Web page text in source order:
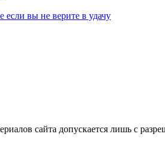
если вы не верите в удачу
сайта допускается лишь с